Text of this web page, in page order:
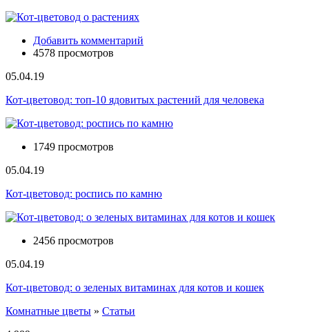
Добавить комментарий
4578 просмотров
05.04.19
Кот-цветовод: топ-10 ядовитых растений для человека
1749 просмотров
05.04.19
Кот-цветовод: роспись по камню
2456 просмотров
05.04.19
Кот-цветовод: о зеленых витаминах для котов и кошек
Вы здесь
Комнатные цветы » Статьи